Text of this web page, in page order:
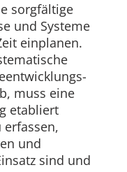
sorgfältige
und Systeme
einplanen.
muss eine
etabliert
und
sind und